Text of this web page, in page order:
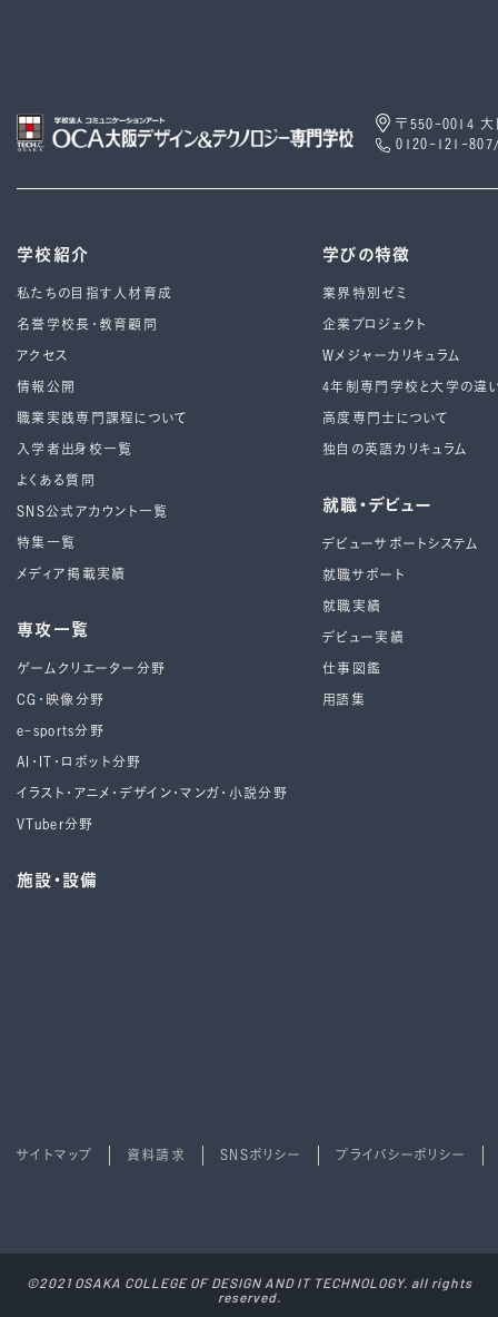
〒550-0014 大
0120-121-
学校紹介
私たちの目指す人材育成
名誉学校長・教育顧問
アクセス
情報公開
職業実践専門課程について
入学者出身校一覧
よくある質問
SNS公式アカウント一覧
特集一覧
メディア掲載実績
専攻一覧
ゲームクリエーター分野
CG・映像分野
e-sports分野
AI・IT・ロボット分野
イラスト・アニメ・デザイン・マンガ・小説分野
VTuber分野
施設・設備
学びの特徴
業界特別ゼミ
企業プロジェクト
Wメジャーカリキュラム
4年制専⾨学校と⼤学の違
高度専門士について
独自の英語カリキュラム
就職・デビュー
デビューサポートシステム
就職サポート
就職実績
デビュー実績
仕事図鑑
用語集
サイトマップ 資料請求 SNSポリシー プライバシーポリシー
©2021 OSAKA COLLEGE OF DESIGN AND IT TECHNOLOGY. all rights
reserved.